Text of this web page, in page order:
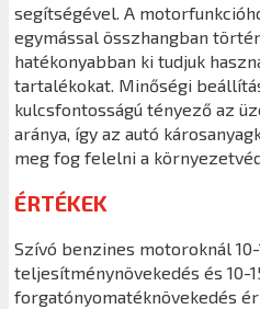
segítségével. A
egymással összhangban
hatékonyabban ki tudjuk
tartalékokat. Minőségi
kulcsfontosságú tényező az
aránya, így az autó
meg fog felelni a
ÉRTÉKEK
Szívó benzines motoroknál 10-
teljesítménynövekedés és 10-
forgatónyomatéknövekedés